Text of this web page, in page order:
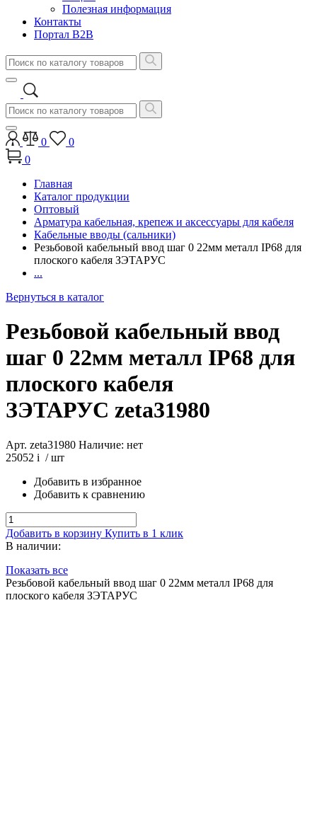
Полезная информация
Контакты
Портал B2B
0
0
0
Главная
Каталог продукции
Оптовый
Арматура кабельная, крепеж и аксессуары для кабеля
Кабельные вводы (сальники)
Резьбовой кабельный ввод шаг 0 22мм металл IP68 для
плоского кабеля ЗЭТАРУС
...
Вернуться в каталог
Резьбовой кабельный ввод
шаг 0 22мм металл IP68 для
плоского кабеля
ЗЭТАРУС zeta31980
Арт. zeta31980 Наличие: нет
25052 i / шт
Добавить в избранное
Добавить к сравнению
Добавить в корзину Купить в 1 клик
В наличии:
Показать все
Резьбовой кабельный ввод шаг 0 22мм металл IP68 для
плоского кабеля ЗЭТАРУС